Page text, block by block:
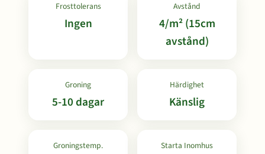
Frosttolerans
Ingen
Avstånd
4/m² (15cm
avstånd)
Groning
5-10 dagar
Härdighet
Känslig
Groningstemp. Starta Inomhus